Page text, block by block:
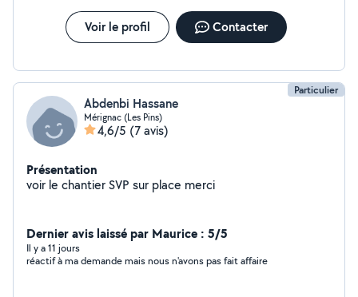
Voir le profil Contacter
Particulier
Abdenbi Hassane
Mérignac (Les Pins)
4,6/5 (7 avis)
Présentation
voir le chantier SVP sur place merci
Dernier avis laissé par Maurice : 5/5
Il y a 11 jours
réactif à ma demande mais nous n'avons pas fait affaire